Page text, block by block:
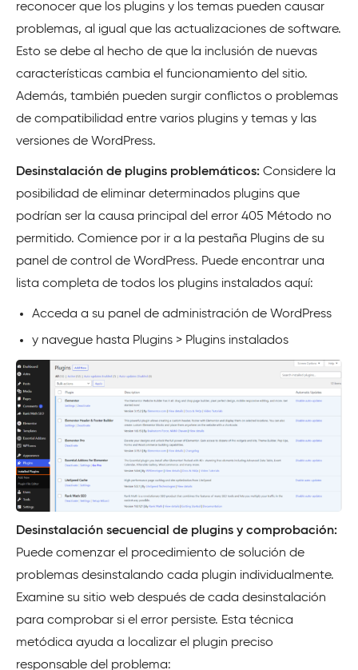
reconocer que los plugins y los temas pueden causar
problemas, al igual que las actualizaciones de software.
Esto se debe al hecho de que la inclusión de nuevas
características cambia el funcionamiento del sitio.
Además, también pueden surgir conflictos o problemas
de compatibilidad entre varios plugins y temas y las
versiones de WordPress.
Desinstalación de plugins problemáticos: Considere la
posibilidad de eliminar determinados plugins que
podrían ser la causa principal del error 405 Método no
permitido. Comience por ir a la pestaña Plugins de su
panel de control de WordPress. Puede encontrar una
lista completa de todos los plugins instalados aquí:
Acceda a su panel de administración de WordPress
y navegue hasta Plugins > Plugins instalados
Desinstalación secuencial de plugins y comprobación:
Puede comenzar el procedimiento de solución de
problemas desinstalando cada plugin individualmente.
Examine su sitio web después de cada desinstalación
para comprobar si el error persiste. Esta técnica
metódica ayuda a localizar el plugin preciso
responsable del problema: